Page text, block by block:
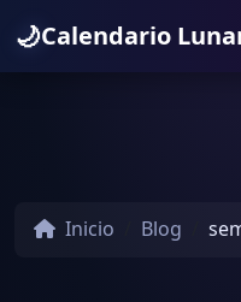
🌙Calendario
Inicio Blog